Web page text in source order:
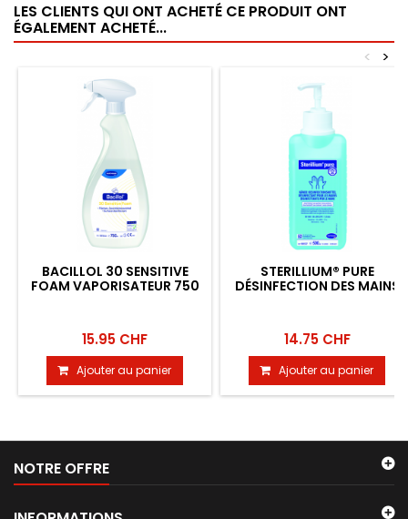
LES CLIENTS QUI ONT ACHETÉ CE PRODUIT ONT
ÉGALEMENT ACHETÉ...
>
<
BACILLOL 30 SENSITIVE
FOAM VAPORISATEUR 750
15.95 CHF
Ajouter au panier
STERILLIUM® PURE
DÉSINFECTION DES MAINS
14.75 CHF
Ajouter au panier
NOTRE OFFRE